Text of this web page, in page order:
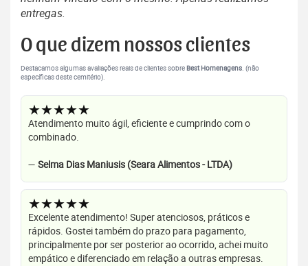
entregas.
O que dizem nossos clientes
Destacamos algumas avaliações reais de clientes sobre Best Homenagens. (não
específicas deste cemitério).
★★★★★
Atendimento muito ágil, eficiente e cumprindo com o
combinado.
— Selma Dias Maniusis (Seara Alimentos - LTDA)
★★★★★
Excelente atendimento! Super atenciosos, práticos e
rápidos. Gostei também do prazo para pagamento,
principalmente por ser posterior ao ocorrido, achei muito
empático e diferenciado em relação a outras empresas.